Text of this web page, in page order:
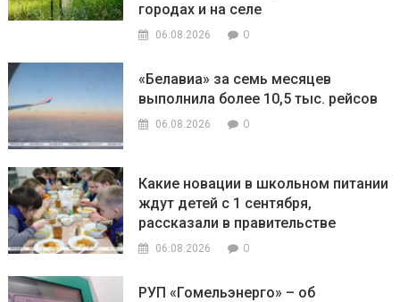
городах и на селе
06.08.2026 0
«Белавиа» за семь месяцев
выполнила более 10,5 тыс. рейсов
06.08.2026 0
Какие новации в школьном питании
ждут детей с 1 сентября,
рассказали в правительстве
06.08.2026 0
РУП «Гомельэнерго» – об